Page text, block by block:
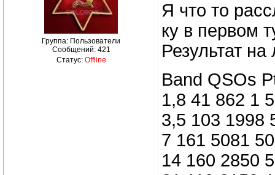
Группа: Пользователи
Сообщений: 421
Статус: Offline
Я что то
ку в первом
Результат
Band QSOs
1,8 41 862 1 5
3,5 103 1998
7 161 5081
14 160 2850